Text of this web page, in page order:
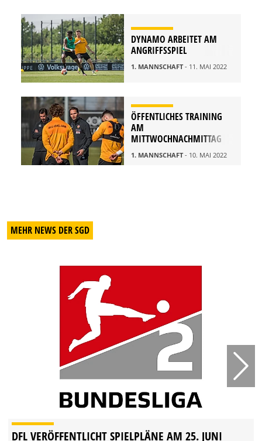
DYNAMO ARBEITET AM
ANGRIFFSSPIEL
1. MANNSCHAFT- 11. MAI 2022
ÖFFENTLICHES TRAINING
AM
MITTWOCHNACHMITTAG
1. MANNSCHAFT- 10. MAI 2022
MEHR NEWS DER SGD
DFL VERÖFFENTLICHT SPIELPLÄNE AM 25. JUNI